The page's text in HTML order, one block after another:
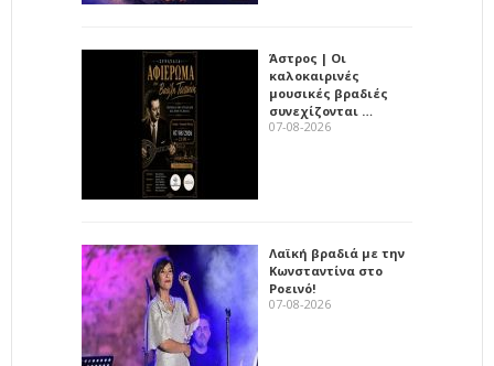
Άστρος | Οι
καλοκαιρινές
μουσικές βραδιές
συνεχίζονται …
07-08-2026
Λαϊκή βραδιά με την
Κωνσταντίνα στο
Ροεινό!
07-08-2026